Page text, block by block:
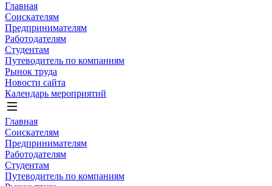
Главная
Соискателям
Предпринимателям
Работодателям
Студентам
Путеводитель по компаниям
Рынок труда
Новости сайта
Календарь мероприятий
Главная
Соискателям
Предпринимателям
Работодателям
Студентам
Путеводитель по компаниям